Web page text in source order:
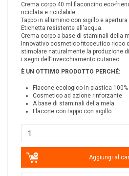
Crema corpo 40 ml flaconcino eco-
riciclata e riciclabile.
Tappo in alluminio con sigillo e apertura
Etichetta resistente all'acqua.
Crema corpo a base di staminali della
Innovativo cosmetico fitoceutico ricco
stimolare naturalmente la produzione
i segni dell’invecchiamento cutaneo.
È UN OTTIMO PRODOTTO PERCHÉ:
Flacone ecologico in plastica
Cosmetico ad azione rinforzante
A base di staminali della mela
Flacone con tappo con sigillo
Aggiungi al